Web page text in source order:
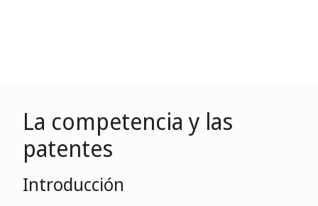
La competencia y las
patentes
Introducción